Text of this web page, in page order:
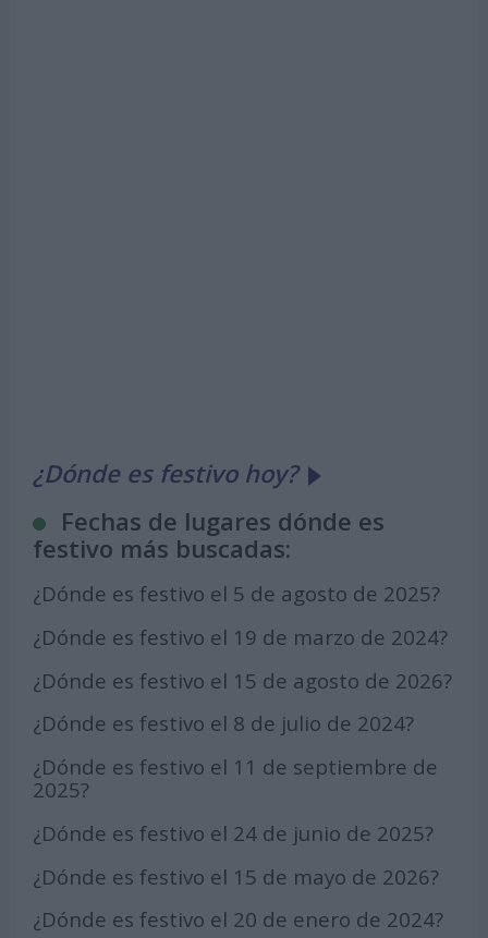
¿Dónde es festivo hoy?
Fechas de lugares dónde es
festivo más buscadas:
¿Dónde es festivo el 5 de agosto de 2025?
¿Dónde es festivo el 19 de marzo de 2024?
¿Dónde es festivo el 15 de agosto de 2026?
¿Dónde es festivo el 8 de julio de 2024?
¿Dónde es festivo el 11 de septiembre de
2025?
¿Dónde es festivo el 24 de junio de 2025?
¿Dónde es festivo el 15 de mayo de 2026?
¿Dónde es festivo el 20 de enero de 2024?